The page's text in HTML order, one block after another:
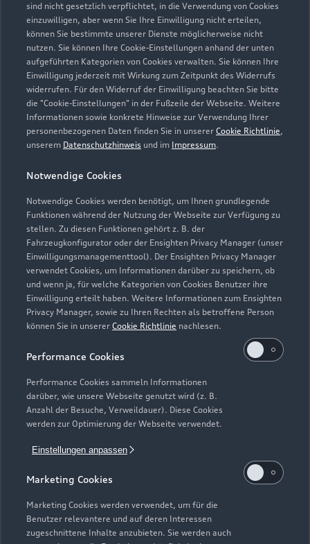
sind nicht gesetzlich verpflichtet, in die Verwendung von Cookies
einzuwilligen, aber wenn Sie Ihre Einwilligung nicht erteilen,
können Sie bestimmte unserer Dienste möglicherweise nicht
nutzen. Sie können Ihre Cookie-Einstellungen anhand der unten
aufgeführten Kategorien von Cookies verwalten. Sie können Ihre
Einwilligung jederzeit mit Wirkung zum Zeitpunkt des Widerrufs
widerrufen. Für den Widerruf der Einwilligung beachten Sie bitte
die "Cookie-Einstellungen" in der Fußzeile der Webseite. Weitere
Informationen sowie konkrete Hinweise zur Verwendung Ihrer
personenbezogenen Daten finden Sie in unserer Cookie Richtlinie,
unserem Datenschutzhinweis und im Impressum.
Notwendige Cookies
Notwendige Cookies werden benötigt, um Ihnen grundlegende
Funktionen während der Nutzung der Webseite zur Verfügung zu
stellen. Zu diesen Funktionen gehört z. B. der
Fahrzeugkonfigurator oder der Ensighten Privacy Manager (unser
Einwilligungsmanagementtool). Der Ensighten Privacy Manager
verwendet Cookies, um Informationen darüber zu speichern, ob
und wenn ja, für welche Kategorien von Cookies Benutzer ihre
Einwilligung erteilt haben. Weitere Informationen zum Ensighten
Privacy Manager, sowie zu Ihren Rechten als betroffene Person
können Sie in unserer Cookie Richtlinie nachlesen.
Performance Cookies
Performance Cookies sammeln Informationen
darüber, wie unsere Webseite genutzt wird (z. B.
Anzahl der Besuche, Verweildauer). Diese Cookies
werden zur Optimierung der Webseite verwendet.
Einstellungen anpassen
Marketing Cookies
Marketing Cookies werden verwendet, um für die
Benutzer relevantere und auf deren Interessen
zugeschnittene Inhalte anzubieten. Sie werden auch
Kontaktdaten herunterladen
Öffnungszeiten
Service
Geschlossen,öffnet amMontag 07:00
Teile- & Zubehörverkauf
Geschlossen,öffnet am Montag 07:00
Zurück nach oben
Modelle
Elektromodelle
Plug-in-Hybride
Neuwagensuche
Gebrauchtwagensuche
Geschäftskunden
Service & Zubehör
Saisonale Angebote
Audi Services
Garantie
Audi digital services
myAudi
Support
Audi Code
Über Audi
Unternehmen
Karriere